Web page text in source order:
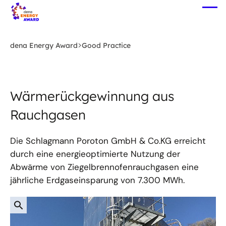
Zum
Hauptinhalt
dena Energy Award Good Practice
Wärmerückgewinnung aus
Rauchgasen
Die Schlagmann Poroton GmbH & Co.KG erreicht
durch eine energieoptimierte Nutzung der
Abwärme von Ziegelbrennofenrauchgasen eine
jährliche Erdgaseinsparung von 7.300 MWh.